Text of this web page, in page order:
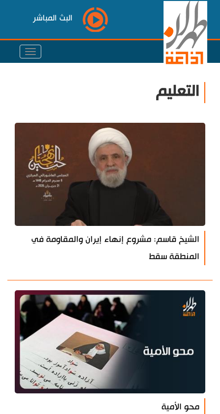
البث المباشر
التعليم
الشيخ قاسم: مشروع إنهاء إيران والمقاومة في
المنطقة سقط
محو الأمية